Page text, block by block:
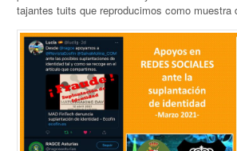
tajantes tuits que reproducimos como muestra